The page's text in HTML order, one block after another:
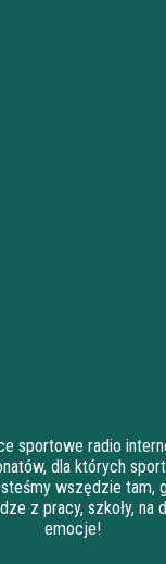
sportowe radio
dla których
wszędzie tam,
z pracy, szkoły, na
emocje!